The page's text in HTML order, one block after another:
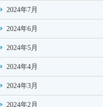
2024年7月
2024年6月
2024年5月
2024年4月
2024年3月
2024年2月